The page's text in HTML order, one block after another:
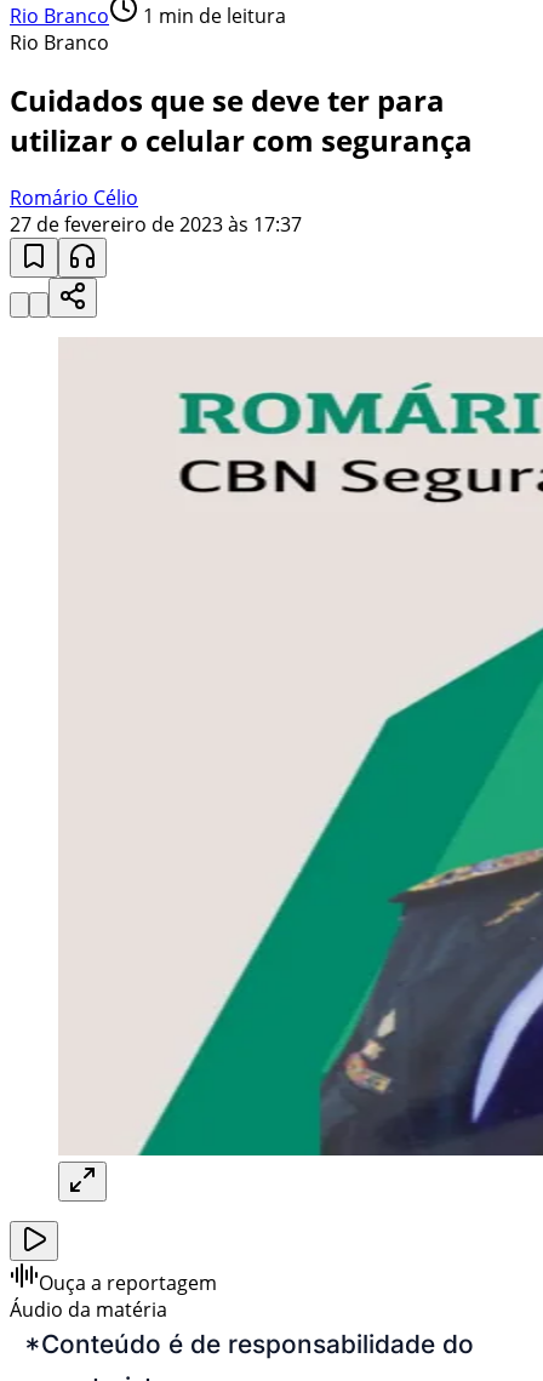
Rio Branco 1 min de leitura
Rio Branco
Cuidados que se deve ter para
utilizar o celular com segurança
Romário Célio
27 de fevereiro de 2023 às 17:37
Ouça a reportagem
Áudio da matéria
*Conteúdo é de responsabilidade do